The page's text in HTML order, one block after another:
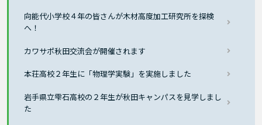
向能代小学校４年の皆さんが木材高度加工研究所を探検
へ！
カワサポ秋田交流会が開催されます
本荘高校２年生に「物理学実験」を実施しました
岩手県立雫石高校の２年生が秋田キャンパスを見学しまし
た